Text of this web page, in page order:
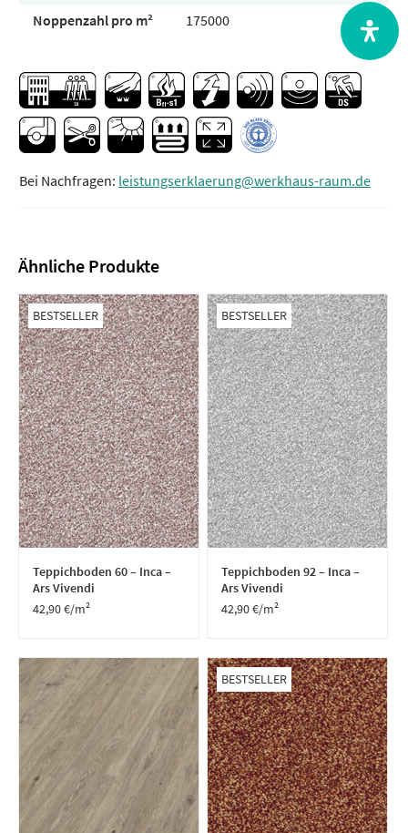
Noppenzahl pro m²
175000
Bei Nachfragen: leistungserklaerung@werkhaus-raum.de
Ähnliche Produkte
BESTSELLER
Teppichboden 60 – Inca –
Ars Vivendi
42,90€/m²
BESTSELLER
Teppichboden 92 – Inca –
Ars Vivendi
42,90€/m²
BESTSELLER